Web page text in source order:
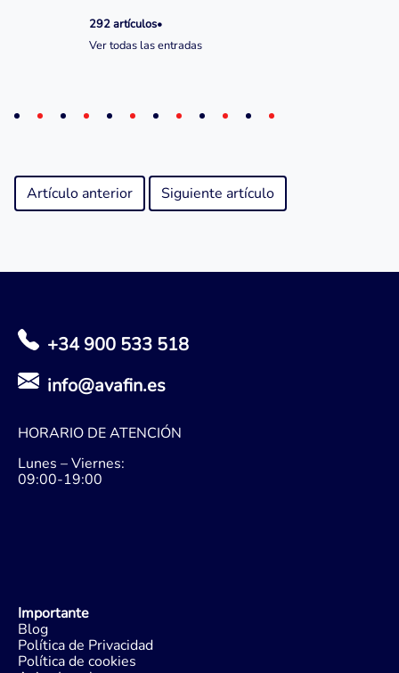
292 artículos•
Ver todas las entradas
Artículo anterior Siguiente artículo
+34 900 533 518
info@avafin.es
HORARIO DE ATENCIÓN
Lunes – Viernes:
09:00-19:00
Importante
Blog
Política de Privacidad
Política de cookies